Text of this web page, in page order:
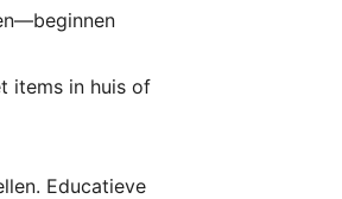
items in huis of
Educatieve